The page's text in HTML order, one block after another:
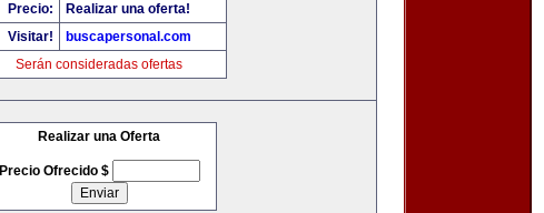
Precio:
Realizar una oferta!
Visitar!
buscapersonal.com
Serán consideradas ofertas
Realizar una Oferta
Precio Ofrecido $